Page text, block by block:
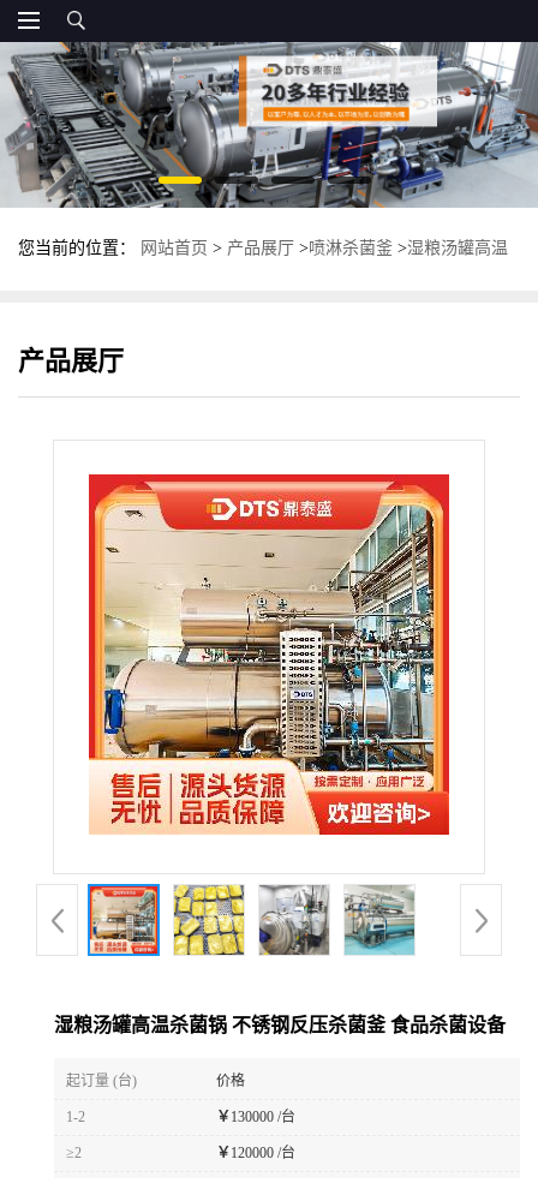
您当前的位置： 网站首页 > 产品展厅 >喷淋杀菌釜 >湿粮汤罐高温
产品展厅
湿粮汤罐高温杀菌锅 不锈钢反压杀菌釜 食品杀菌设备
起订量 (台) 价格
1-2 ￥ 130000 /台
≥2 ￥ 120000 /台